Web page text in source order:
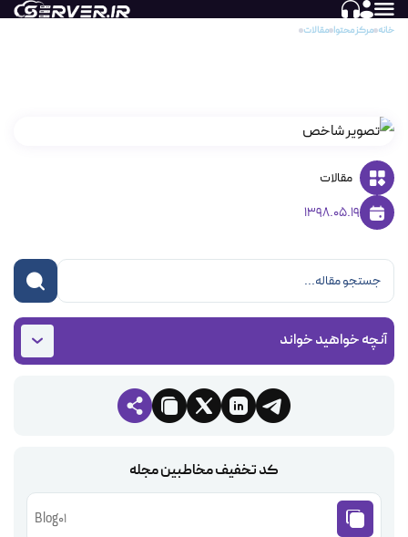
خانه مرکز محتوا مقالات
مقالات
1398.05.19
آنچه خواهید خواند
کد تخفیف مخاطبین مجله
Blog01